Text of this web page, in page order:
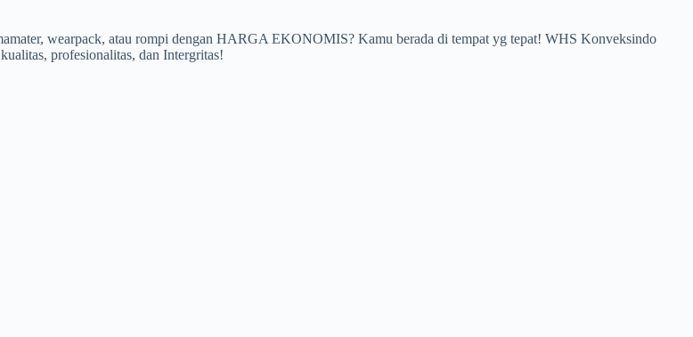
wearpack, atau rompi dengan HARGA EKONOMIS? Kamu berada di tempat yg tepat! WHS Konveksindo
profesionalitas, dan Intergritas!